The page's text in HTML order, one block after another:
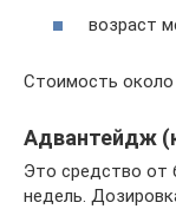
возраст
Стоимость около
Адвантейдж
Это средство от
недель.